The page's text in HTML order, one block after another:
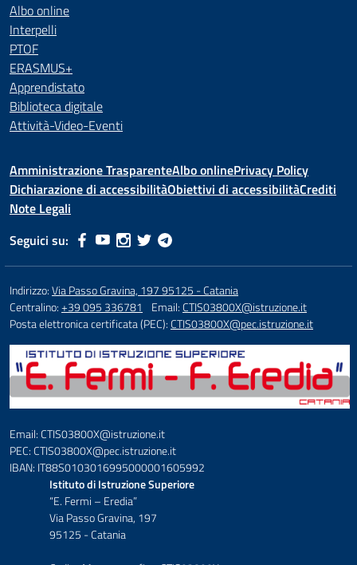
Albo online
Interpelli
PTOF
ERASMUS+
Apprendistato
Biblioteca digitale
Attività-Video-Eventi
Amministrazione TrasparenteAlbo onlinePrivacy Policy
Dichiarazione di accessibilitàObiettivi di accessibilitàCrediti
Note Legali
Seguici su:
Indirizzo:Via Passo Gravina, 197 95125 - Catania
Centralino:+39 095 336781 Email:CTIS03800X@istruzione.it
Posta elettronica certificata (PEC):CTIS03800X@pec.istruzione.it
Email: CTIS03800X@istruzione.it
PEC: CTIS03800X@pec.istruzione.it
IBAN: IT88S0103016995000001605992
Istituto di Istruzione Superiore
“E. Fermi – Eredia”
Via Passo Gravina, 197
95125 - Catania